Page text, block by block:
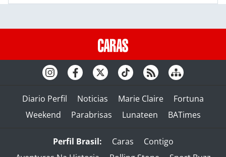
Diario Perfil Noticias Marie Claire
Fortuna
Weekend
Parabrisas Lunateen BATimes
Perfil Brasil: Caras
Contigo